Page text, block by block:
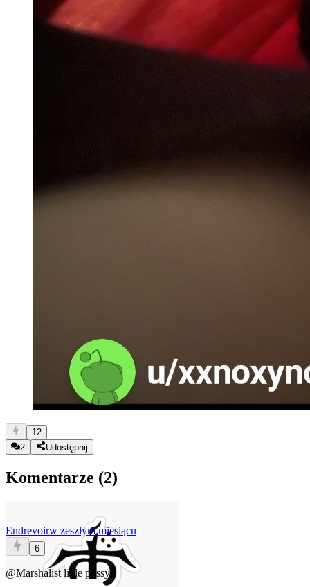
12
2
Udostępnij
Komentarze (2)
Endrevoirw zeszłym miesiącu
6
@Marshalist little pussy!